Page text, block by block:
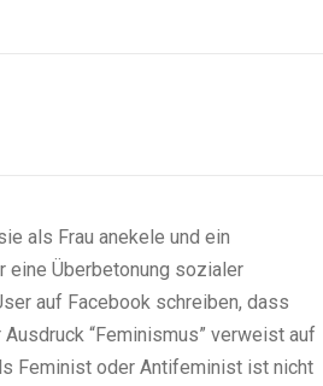
als Frau anekele und ein
eine Überbetonung sozialer
auf Facebook schreiben, dass
“Feminismus” verweist auf
Feminist oder Antifeminist ist nicht